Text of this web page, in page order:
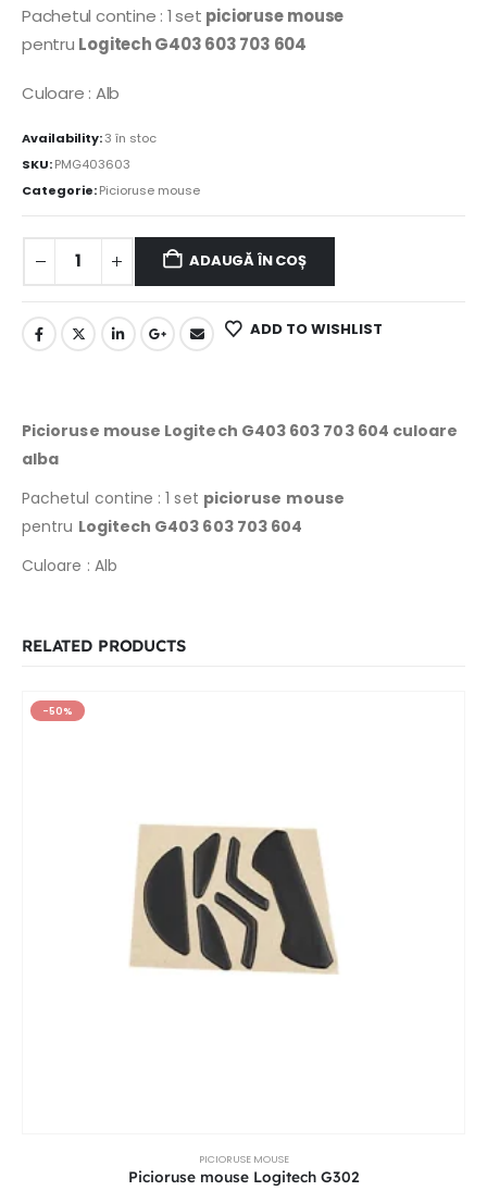
Pachetul contine : 1 set picioruse mouse
pentru Logitech G403 603 703 604
Culoare : Alb
Availability:3 în stoc
SKU:PMG403603
Categorie:Picioruse mouse
ADAUGĂ ÎN COȘ
ADD TO WISHLIST
Picioruse mouse Logitech G403 603 703 604 culoare
alba
Pachetul contine : 1 set picioruse mouse
pentru Logitech G403 603 703 604
Culoare : Alb
RELATED PRODUCTS
-50%
PICIORUSE MOUSE
Picioruse mouse Logitech G302